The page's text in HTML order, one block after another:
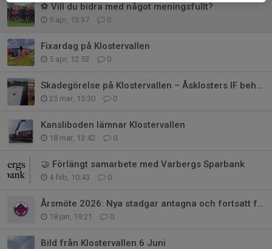
⚽ Vill du bidra med något meningsfullt?
5 apr, 13:37 0
Fixardag på Klostervallen
5 apr, 12:53 0
Skadegörelse på Klostervallen – Åsklosters IF behöver er hjälp
25 mar, 15:30 0
Kansliboden lämnar Klostervallen
18 mar, 13:42 0
🤝 Förlängt samarbete med Varbergs Sparbank
4 feb, 10:43 0
Årsmöte 2026: Nya stadgar antagna och fortsatt förtroende för styrelsen
18 jan, 19:21 0
Bild från Klostervallen 6 Juni